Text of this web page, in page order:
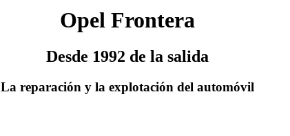
Opel Frontera
Desde 1992 de la salida
La reparación y la explotación del automóvil